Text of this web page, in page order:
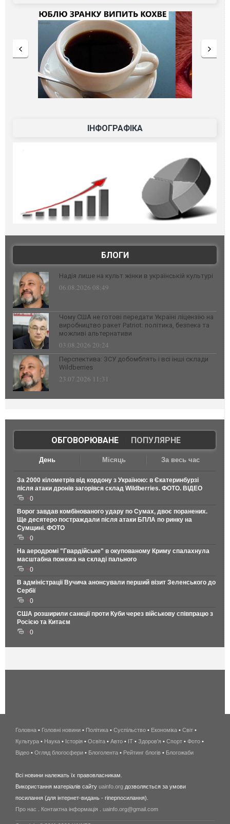
ІНФОГРАФІКА
БЛОГИ
Надія лише на культ жінки в українській культурі
06.08.2026 08:49
Чому США не готові передати Україні ліцензію на
виробництво ракет Patriot: політика, безпека та
можливі альтернативи
03.08.2026 20:24
Перспектива: ЗСУ добомблять і всі інші склади
Wildberries
23.07.2026 11:31
ОБГОВОРЮВАНЕ| ПОПУЛЯРНЕ
День Місяць За весь час
За 2000 кілометрів від кордону з Україною: в Єкатеринбурзі
після атаки дронів загорівся склад Wildberries. ФОТО. ВІДЕО
0
Ворог завдав комбінованого удару по Сумах, двоє поранених.
Ще десятеро постраждали після атаки БПЛА по ринку на
Сумщині. ФОТО
0
На аеродромі "Гвардійське" в окупованому Криму спалахнула
масштабна пожежа на складі пального
0
В адміністрації Вучича анонсували перший візит Зеленського до
Сербії
0
США розширили санкції проти Куби через військову співпрацю з
Росією та Китаєм
0
беспроводной
интернет
киев
wimax
в
Головна • Головні новини • Політика • Суспільство • Економіка • Світ •
Культура • Наука • Історія • Освіта • Авто • IT • Здоров'я • Спорт • Фото •
Відео • Огляд блогосфери • Блоголента • Рейтинг блогів • Блогожаби
Всі новини належать їх правовласникам.
Використання матеріалів сайту uainfo.org дозволяється за умови
посилання (для інтернет-видань - гіперпосилання).
Про нас
Контактна інформація uainfo.org@gmail.com